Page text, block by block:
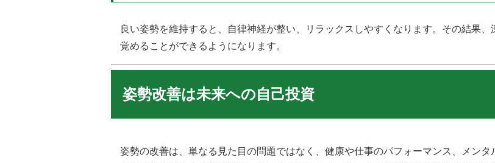
良い姿勢を維持すると、自律神経が整い、リラックスしやすくなります。その結果
覚めることができるようになります。
姿勢改善は未来への自己投資
姿勢の改善は、単なる見た目の問題ではなく、健康や仕事のパフォーマンス、メン